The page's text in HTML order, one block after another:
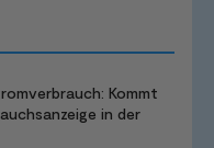
Kommt
in der